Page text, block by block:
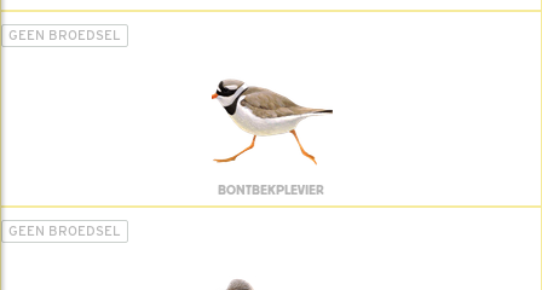
GEEN BROEDSEL
BONTBEKPLEVIER
GEEN BROEDSEL